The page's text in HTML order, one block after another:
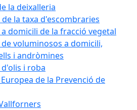
la deixalleria
de la taxa d'escombraries
a domicili de la fracció vegetal
de voluminosos a domicili,
i andròmines
i roba
de la Prevenció de